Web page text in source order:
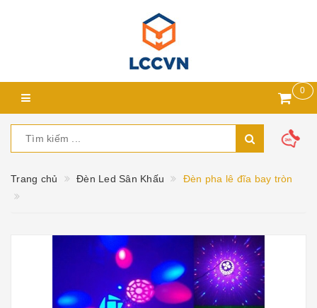
0
Trang chủ Đèn Led Sân Khấu Đèn pha lê đĩa bay tròn